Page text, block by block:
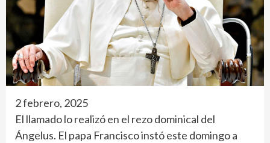
2 febrero, 2025
El llamado lo realizó en el rezo dominical del
Ángelus. El papa Francisco instó este domingo a